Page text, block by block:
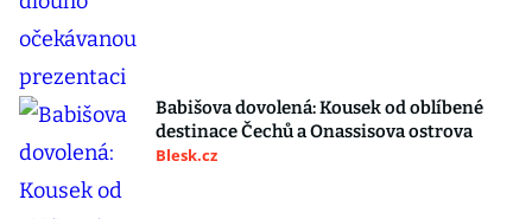
Babišova dovolená: Kousek od oblíbené
destinace Čechů a Onassisova ostrova
Blesk.cz